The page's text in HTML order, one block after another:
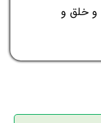
حسن و خلق و